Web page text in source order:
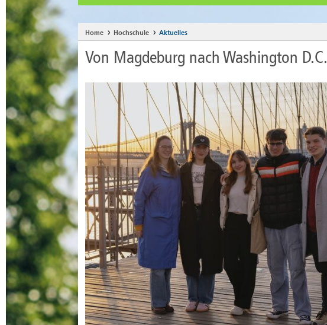
Home Hochschule Aktuelles
Von Magdeburg nach Washington D.C.